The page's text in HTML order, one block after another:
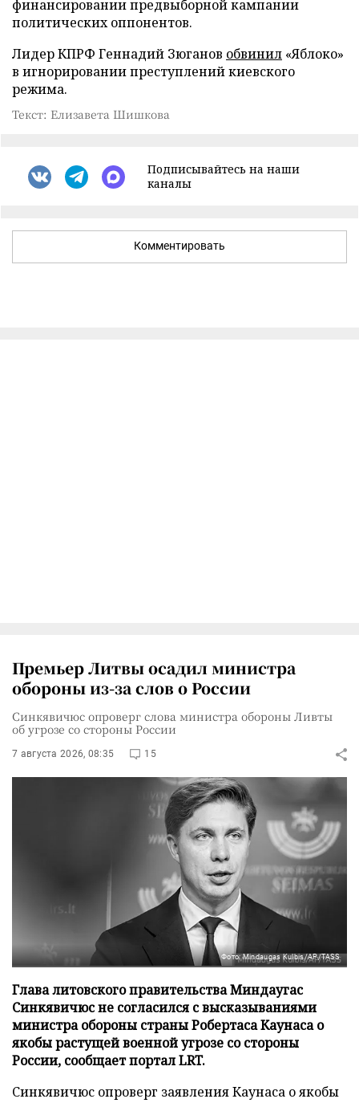
финансировании предвыборной кампании
политических оппонентов.
Лидер КПРФ Геннадий Зюганов обвинил «Яблоко»
в игнорировании преступлений киевского
режима.
Текст: Елизавета Шишкова
Подписывайтесь на наши
каналы
Комментировать
Премьер Литвы осадил министра
обороны из-за слов о России
Синкявичюс опроверг слова министра обороны Ливты
об угрозе со стороны России
7 августа 2026, 08:35 15
Фото: Mindaugas Kulbis/AP/TASS
Глава литовского правительства Миндаугас
Синкявичюс не согласился с высказываниями
министра обороны страны Робертаса Каунаса о
якобы растущей военной угрозе со стороны
России, сообщает портал LRT.
Синкявичюс опроверг заявления Каунаса о якобы